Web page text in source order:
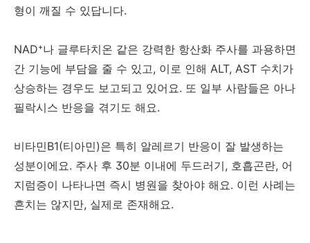
형이 깨질 수 있답니다.
NAD⁺나 글루타치온 같은 강력한 항산화 주사를 과용하면
간 기능에 부담을 줄 수 있고, 이로 인해 ALT, AST 수치가
상승하는 경우도 보고되고 있어요. 또 일부 사람들은 아나
필락시스 반응을 겪기도 해요.
비타민B1(티아민)은 특히 알레르기 반응이 잘 발생하는
성분이에요. 주사 후 30분 이내에 두드러기, 호흡곤란, 어
지럼증이 나타나면 즉시 병원을 찾아야 해요. 이런 사례는
흔치는 않지만, 실제로 존재해요.